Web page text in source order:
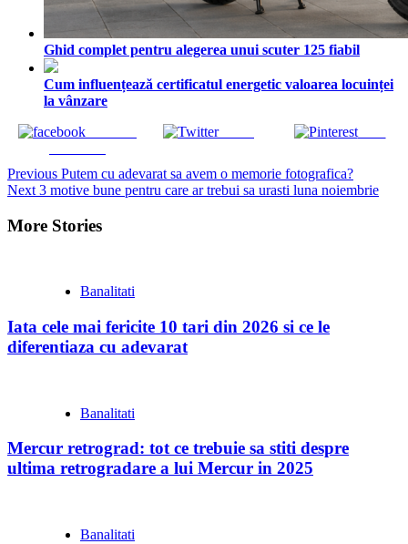
Ghid complet pentru alegerea unui scuter 125 fiabil
Cum influențează certificatul energetic valoarea locuinței
la vânzare
Tweet Save
Continue
Reading
Previous Putem cu adevarat sa avem o memorie fotografica?
Next 3 motive bune pentru care ar trebui sa urasti luna noiembrie
More Stories
Banalitati
Iata cele mai fericite 10 tari din 2026 si ce le
diferentiaza cu adevarat
Banalitati
Mercur retrograd: tot ce trebuie sa stiti despre
ultima retrogradare a lui Mercur in 2025
Banalitati